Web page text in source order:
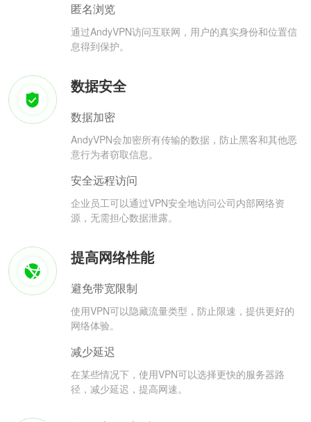
匿名浏览
通过AndyVPN访问互联网，用户的真实身份和位置信
息得到保护。
数据安全
数据加密
AndyVPN会加密所有传输的数据，防止黑客和其他恶
意行为者窃取信息。
安全远程访问
企业员工可以通过VPN安全地访问公司内部网络资
源，无需担心数据泄露。
提高网络性能
避免带宽限制
使用VPN可以隐藏流量类型，防止限速，提供更好的
网络体验。
减少延迟
在某些情况下，使用VPN可以选择更快的服务器路
径，减少延迟，提高网速。